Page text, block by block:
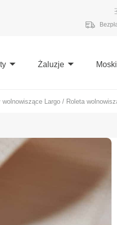
Żaluzje
wolnowiszące Largo / Roleta